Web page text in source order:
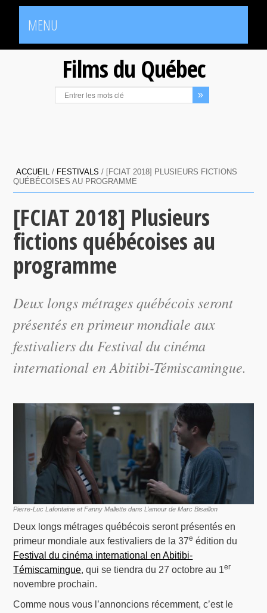
MENU
Films du Québec
ACCUEIL / FESTIVALS / [FCIAT 2018] PLUSIEURS FICTIONS
QUÉBÉCOISES AU PROGRAMME
[FCIAT 2018] Plusieurs
fictions québécoises au
programme
Deux longs métrages québécois seront
présentés en primeur mondiale aux
festivaliers du Festival du cinéma
international en Abitibi-Témiscamingue.
Pierre-Luc Lafontaine et Fanny Mallette dans L’amour de Marc Bisaillon
Deux longs métrages québécois seront présentés en
primeur mondiale aux festivaliers de la 37e édition du
Festival du cinéma international en Abitibi-
Témiscamingue, qui se tiendra du 27 octobre au 1er
novembre prochain.
Comme nous vous l’annoncions récemment, c’est le